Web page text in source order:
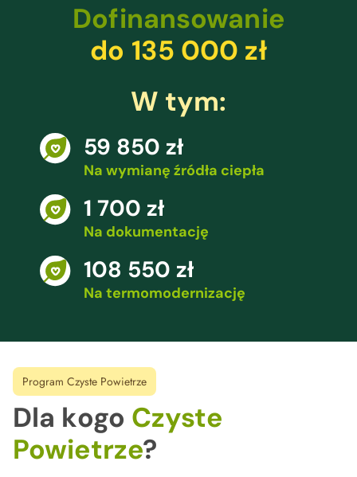
Dofinansowanie
do 135 000 zł
W tym:
59 850 zł
Na wymianę źródła ciepła
1 700 zł
Na dokumentację
108 550 zł
Na termomodernizację
Program Czyste Powietrze
Dla kogo Czyste
Powietrze?